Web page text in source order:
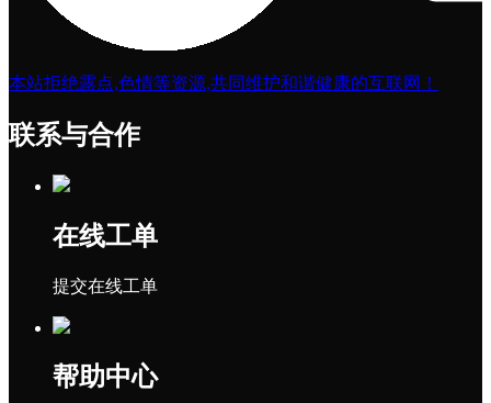
本站拒绝露点,色情等资源,共同维护和谐健康的互联网！
联系与合作
在线工单
提交在线工单
帮助中心